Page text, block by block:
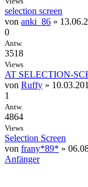
selection screen
von anki_86 »
0
Antw.
3518
Views
AT SELECTION-
von Ruffy »
1
Antw.
4864
Views
Selection Screen
von frany*89* »
Anfänger